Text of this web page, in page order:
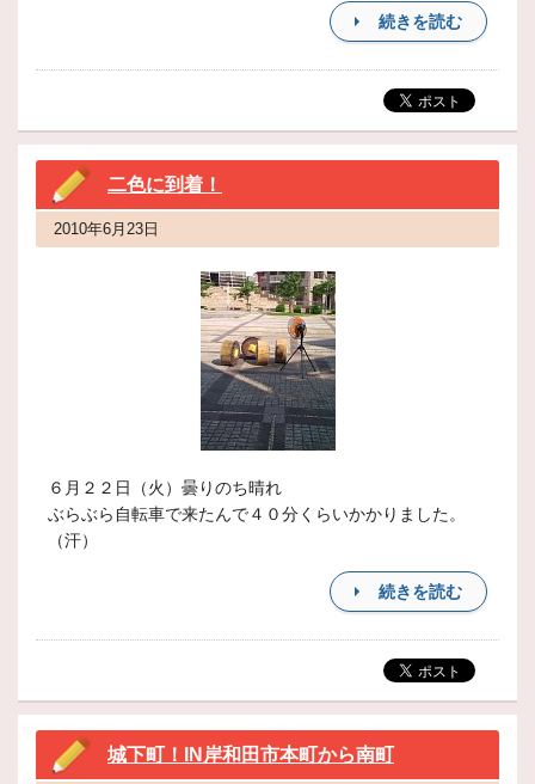
続きを読む
二色に到着！
2010年6月23日
６月２２日（火）曇りのち晴れ
ぶらぶら自転車で来たんで４０分くらいかかりました。
（汗）
続きを読む
城下町！IN岸和田市本町から南町